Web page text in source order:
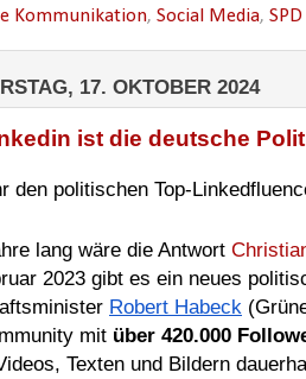
Kommunikation, Social Media, SPD
17. OKTOBER 2024
ist die deutsche
den politischen Top-
lang wäre die Antwort
2023 gibt es ein neues
Robert Habeck
mit über 420.000
Texten und Bildern